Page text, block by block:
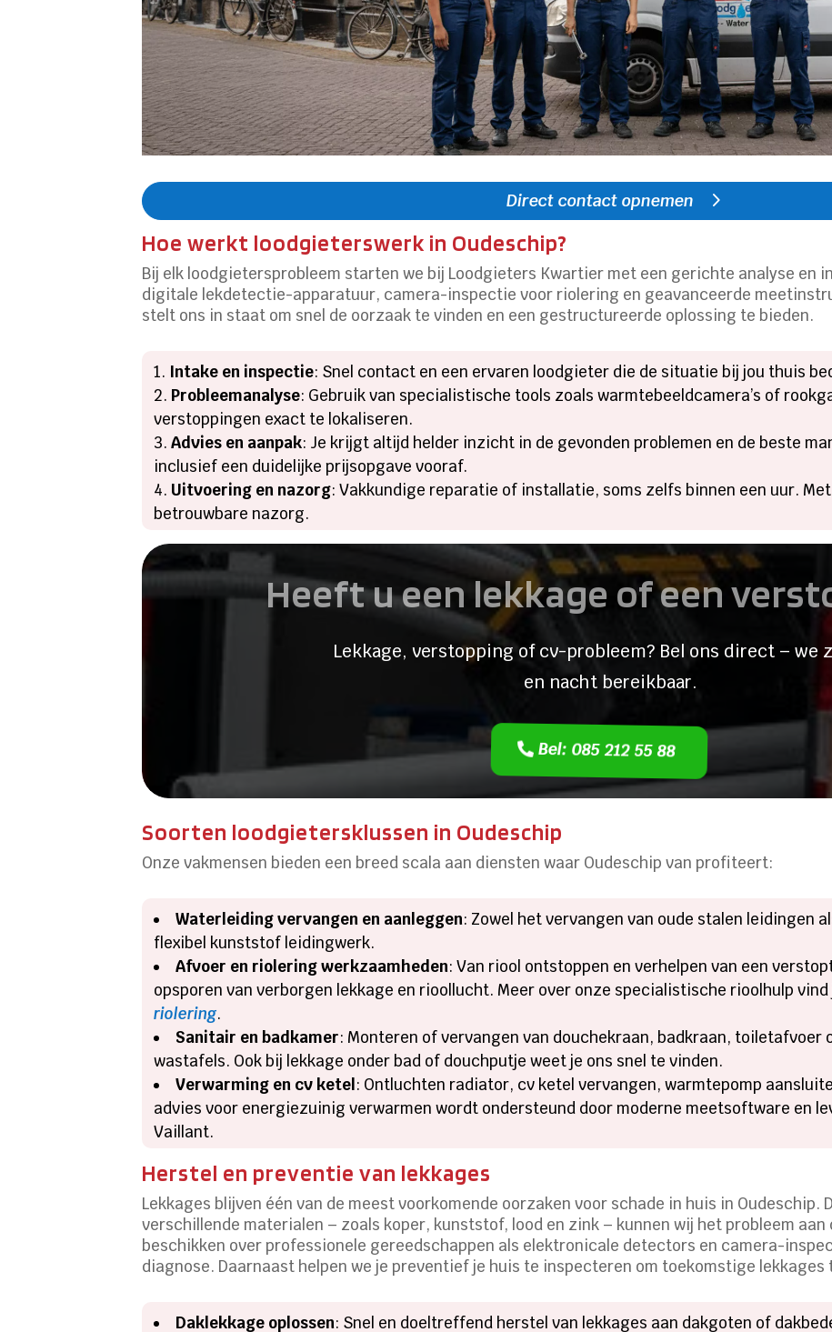
Direct contact opnemen
Hoe werkt loodgieterswerk in Oudeschip?
Bij elk loodgietersprobleem starten we bij Loodgieters Kwartier met een gerichte analyse en
digitale lekdetectie-apparatuur, camera-inspectie voor riolering en geavanceerde
stelt ons in staat om snel de oorzaak te vinden en een gestructureerde oplossing te bieden.
Intake en inspectie: Snel contact en een ervaren loodgieter die de situatie bij jou thuis
Probleemanalyse: Gebruik van specialistische tools zoals warmtebeeldcamera’s of
verstoppingen exact te lokaliseren.
Advies en aanpak: Je krijgt altijd helder inzicht in de gevonden problemen en de beste
inclusief een duidelijke prijsopgave vooraf.
Uitvoering en nazorg: Vakkundige reparatie of installatie, soms zelfs binnen een uur.
betrouwbare nazorg.
Heeft u een lekkage of een
Lekkage, verstopping of cv-probleem? Bel ons direct – we
en nacht bereikbaar.
Bel: 085 212 55 88
Soorten loodgietersklussen in Oudeschip
Onze vakmensen bieden een breed scala aan diensten waar Oudeschip van profiteert:
Waterleiding vervangen en aanleggen: Zowel het vervangen van oude stalen leidingen
flexibel kunststof leidingwerk.
Afvoer en riolering werkzaamheden: Van riool ontstoppen en verhelpen van een
opsporen van verborgen lekkage en rioollucht. Meer over onze specialistische rioolhulp
riolering.
Sanitair en badkamer: Monteren of vervangen van douchekraan, badkraan, toiletafvoer
wastafels. Ook bij lekkage onder bad of douchputje weet je ons snel te vinden.
Verwarming en cv ketel: Ontluchten radiator, cv ketel vervangen, warmtepomp
advies voor energiezuinig verwarmen wordt ondersteund door moderne meetsoftware en
Vaillant.
Herstel en preventie van lekkages
Lekkages blijven één van de meest voorkomende oorzaken voor schade in huis in Oudeschip.
verschillende materialen – zoals koper, kunststof, lood en zink – kunnen wij het probleem aan
beschikken over professionele gereedschappen als elektronicale detectors en camera-
diagnose. Daarnaast helpen we je preventief je huis te inspecteren om toekomstige lekkages
Daklekkage oplossen: Snel en doeltreffend herstel van lekkages aan dakgoten of